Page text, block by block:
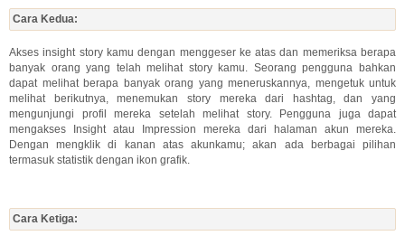
Cara Kedua:
Akses insight story kamu dengan menggeser ke atas dan memeriksa berapa
banyak orang yang telah melihat story kamu. Seorang pengguna bahkan
dapat melihat berapa banyak orang yang meneruskannya, mengetuk untuk
melihat berikutnya, menemukan story mereka dari hashtag, dan yang
mengunjungi profil mereka setelah melihat story. Pengguna juga dapat
mengakses Insight atau Impression mereka dari halaman akun mereka.
Dengan mengklik di kanan atas akunkamu; akan ada berbagai pilihan
termasuk statistik dengan ikon grafik.
Cara Ketiga: